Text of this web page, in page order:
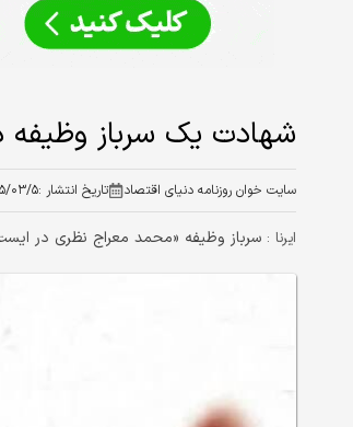
شهادت یک سرباز وظیفه
سایت خوان روزنامه دنیای اقتصاد تاریخ انتشار :۱۴۰۵/۰۳/
ایرنا : سرباز وظیفه «محمد معراج نظری در